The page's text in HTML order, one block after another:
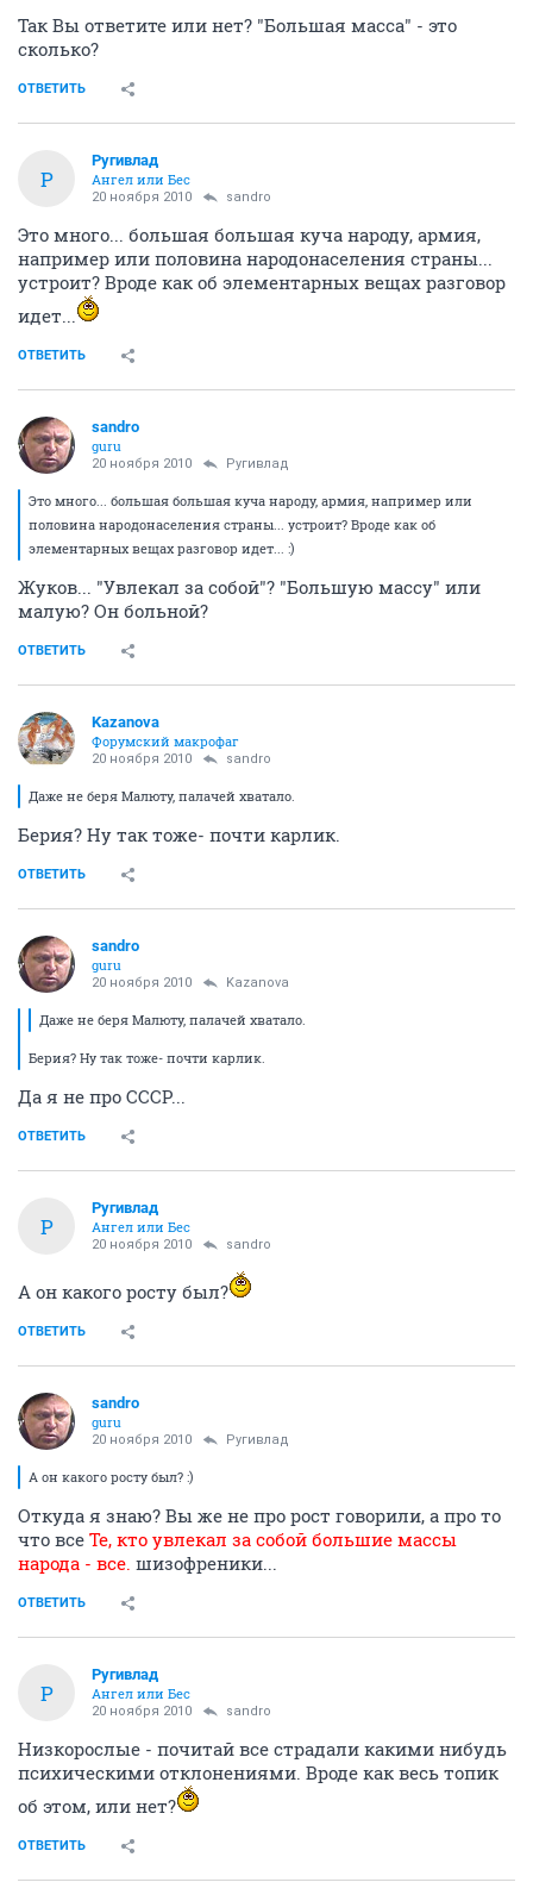
Так Вы ответите или нет? "Большая масса" - это
сколько?
ОТВЕТИТЬ
Р
Ругивлад
Ангел или Бес
20 ноября 2010 sandro
Это много... большая большая куча народу, армия,
например или половина народонаселения страны...
устроит? Вроде как об элементарных вещах разговор
идет...
ОТВЕТИТЬ
sandro
guru
20 ноября 2010 Ругивлад
Это много... большая большая куча народу, армия, например или
половина народонаселения страны... устроит? Вроде как об
элементарных вещах разговор идет... :)
Жуков... "Увлекал за собой"? "Большую массу" или
малую? Он больной?
ОТВЕТИТЬ
Kazanova
Форумский макрофаг
20 ноября 2010 sandro
Даже не беря Малюту, палачей хватало.
Берия? Ну так тоже- почти карлик.
ОТВЕТИТЬ
sandro
guru
20 ноября 2010 Kazanova
Даже не беря Малюту, палачей хватало.
Берия? Ну так тоже- почти карлик.
Да я не про СССР...
ОТВЕТИТЬ
Р
Ругивлад
Ангел или Бес
20 ноября 2010 sandro
А он какого росту был?
ОТВЕТИТЬ
sandro
guru
20 ноября 2010 Ругивлад
А он какого росту был? :)
Откуда я знаю? Вы же не про рост говорили, а про то
что все Те, кто увлекал за собой большие массы
народа - все. шизофреники...
ОТВЕТИТЬ
Р
Ругивлад
Ангел или Бес
20 ноября 2010 sandro
Низкорослые - почитай все страдали какими нибудь
психическими отклонениями. Вроде как весь топик
об этом, или нет?
ОТВЕТИТЬ